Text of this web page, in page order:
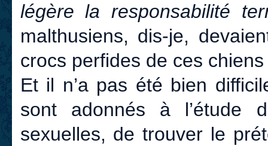
légère la responsabilité
malthusiens, dis-je,
crocs perfides de ces
Et il n’a pas été bien
sont adonnés à l’étude
sexuelles, de trouver le